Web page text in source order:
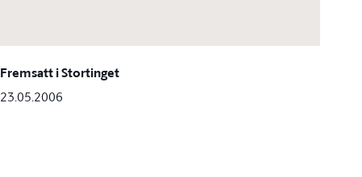
Fremsatt i Stortinget
23.05.2006